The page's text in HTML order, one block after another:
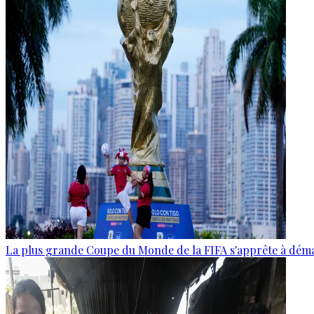
La plus grande Coupe du Monde de la FIFA s'apprête à